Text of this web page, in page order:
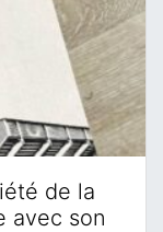
de la
avec son